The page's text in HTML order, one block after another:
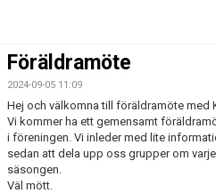
KALENDER
VÅRA LAG
BLI MEDLEM
Föräldramöte
2024-09-05 11:09
Hej och välkomna till föräldramöte med
Vi kommer ha ett gemensamt
i föreningen. Vi inleder med lite
sedan att dela upp oss grupper om
säsongen.
Väl mött.